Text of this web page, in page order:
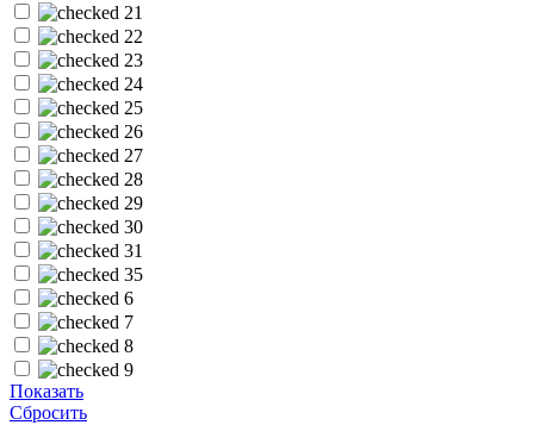
21
22
23
24
25
26
27
28
29
30
31
35
6
7
8
9
Показать
Сбросить